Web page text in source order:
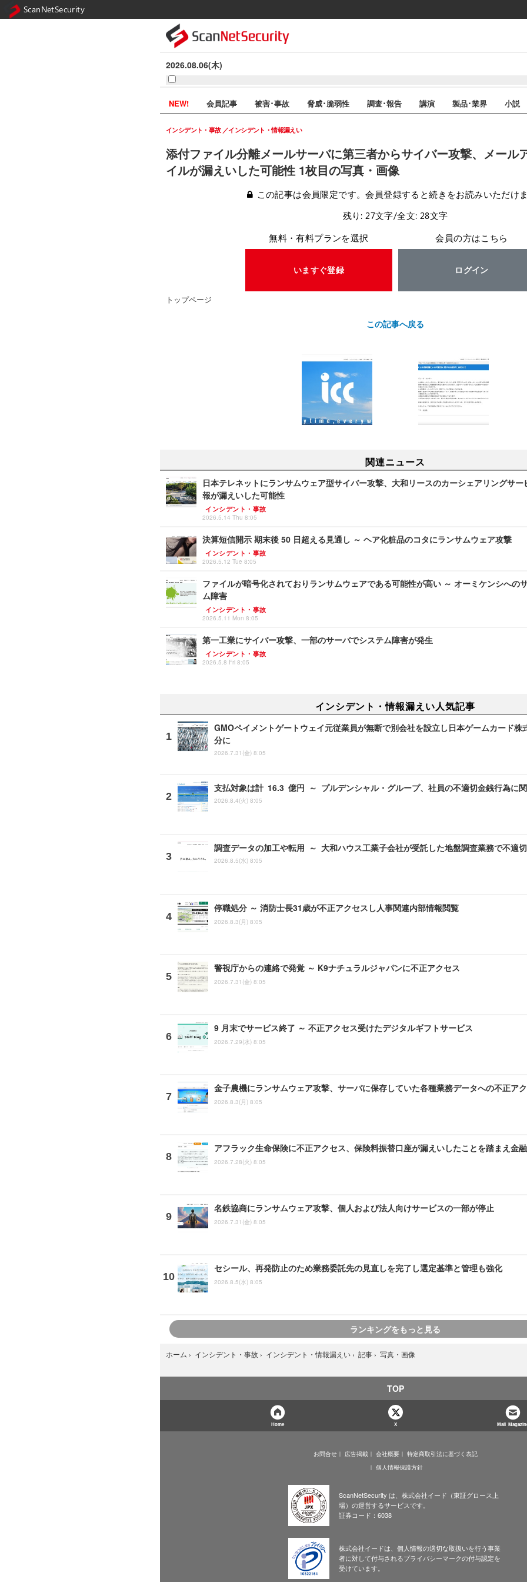
2026.08.06(木)
NEW! 会員記事 被害･事故 脅威･脆弱性 調査･報告 講演 製品･業界 小説
添付ファイル分離メールサーバに第三者からサイバー攻撃、メール
イルが漏えいした可能性 1枚目の写真・画像
インシデント・事故 インシデント・情報漏えい
この記事は会員限定です。会員登録すると続きをお読みいただけ
残り: 27文字/全文: 28文字
無料・有料プランを選択
いますぐ登録
会員の方はこちら
ログイン
トップページ
この記事へ戻る
関連ニュース
日本テレネットにランサムウェア型サイバー攻撃、大和リースのカーシェアリングサ
報が漏えいした可能性
インシデント・事故
2026.5.14 Thu 8:05
決算短信開示 期末後 50 日超える見通し ～ ヘア化粧品のコタにランサムウェア攻撃
インシデント・事故
2026.5.12 Tue 8:05
ファイルが暗号化されておりランサムウェアである可能性が高い ～ オーミケンシへの
ム障害
インシデント・事故
2026.5.11 Mon 8:05
第一工業にサイバー攻撃、一部のサーバでシステム障害が発生
インシデント・事故
2026.5.8 Fri 8:05
インシデント・情報漏えい人気記事
GMOペイメントゲートウェイ元従業員が無断で別会社を設立し日本ゲームカード株
分に
2026.7.31(金) 8:05
支払対象は計 16.3 億円 ～ プルデンシャル・グループ、社員の不適切金銭行為に
2026.8.4(火) 8:05
調査データの加工や転用 ～ 大和ハウス工業子会社が受託した地盤調査業務で不適
2026.8.5(水) 8:05
停職処分 ～ 消防士長31歳が不正アクセスし人事関連内部情報閲覧
2026.8.3(月) 8:05
警視庁からの連絡で発覚 ～ K9ナチュラルジャパンに不正アクセス
2026.7.31(金) 8:05
9 月末でサービス終了 ～ 不正アクセス受けたデジタルギフトサービス
2026.7.29(水) 8:05
金子農機にランサムウェア攻撃、サーバに保存していた各種業務データへの不正ア
2026.8.3(月) 8:05
アフラック生命保険に不正アクセス、保険料振替口座が漏えいしたことを踏まえ金
2026.7.28(火) 8:05
名鉄協商にランサムウェア攻撃、個人および法人向けサービスの一部が停止
2026.7.31(金) 8:05
セシール、再発防止のため業務委託先の見直しを完了し選定基準と管理も強化
2026.8.5(水) 8:05
ランキングをもっと見る
ホーム › インシデント・事故 › インシデント・情報漏えい › 記事 › 写真・画像
TOP
Home X Mail
お問合せ 広告掲載 会社概要
特定商取引法に基づく表記
個人情報保護方針
ScanNetSecurity は、株式会社イード（東証グロース上
場）の運営するサービスです。
証券コード：6038
株式会社イードは、個人情報の適切な取扱いを行う事業
者に対して付与されるプライバシーマークの付与認定を
受けています。
ScanNetSecurity